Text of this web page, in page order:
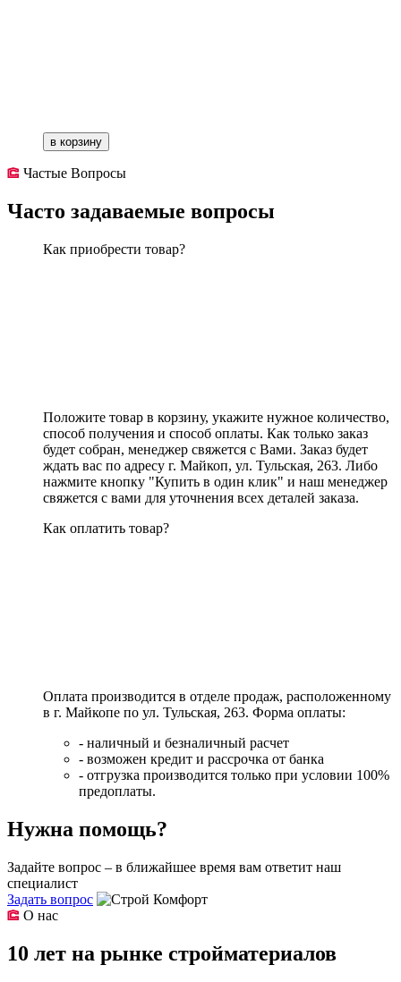
в корзину
Частые Вопросы
Часто задаваемые вопросы
Как приобрести товар?
Положите товар в корзину, укажите нужное количество,
способ получения и способ оплаты. Как только заказ
будет собран, менеджер свяжется с Вами. Заказ будет
ждать вас по адресу г. Майкоп, ул. Тульская, 263. Либо
нажмите кнопку "Купить в один клик" и наш менеджер
свяжется с вами для уточнения всех деталей заказа.
Как оплатить товар?
Оплата производится в отделе продаж, расположенному
в г. Майкопе по ул. Тульская, 263. Форма оплаты:
- наличный и безналичный расчет
- возможен кредит и рассрочка от банка
- отгрузка производится только при условии 100%
предоплаты.
Нужна помощь?
Задайте вопрос – в ближайшее время вам ответит наш
специалист
Задать вопрос
О нас
10 лет на рынке стройматериалов